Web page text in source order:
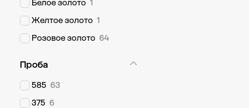
Белое золото 1
Желтое золото 1
Розовое золото 64
Проба
585 63
375 6